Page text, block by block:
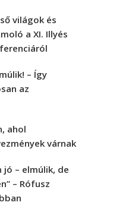
világok és
a XI. Illyés
– Így
az
ahol
várnak
jó – elmúlik, de
– Rófusz